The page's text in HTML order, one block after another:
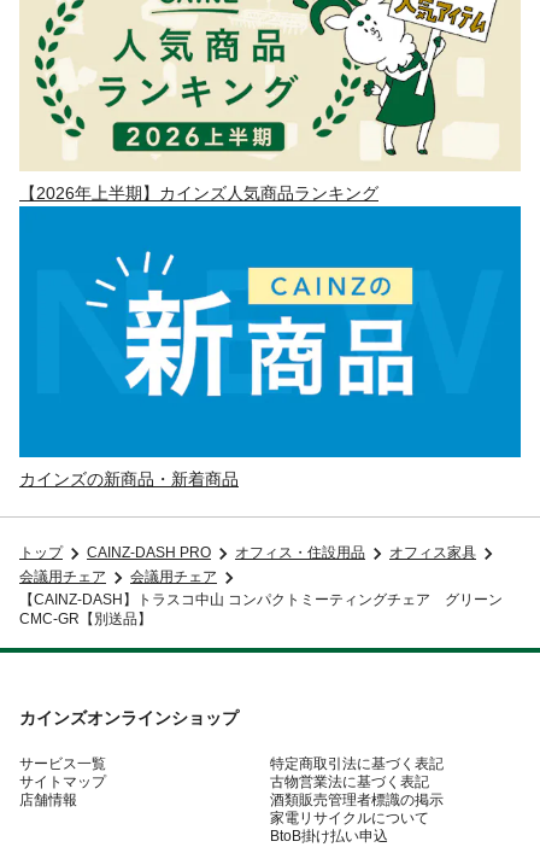
【2026年上半期】カインズ人気商品ランキング
カインズの新商品・新着商品
トップ CAINZ-DASH PRO オフィス・住設用品
オフィス家具
会議用チェア
会議用チェア
【CAINZ-DASH】トラスコ中山 コンパクトミーティングチェア グリーン
CMC-GR【別送品】
カインズオンラインショップ
サービス一覧
サイトマップ
店舗情報
特定商取引法に基づく表記
古物営業法に基づく表記
酒類販売管理者標識の掲示
家電リサイクルについて
BtoB掛け払い申込